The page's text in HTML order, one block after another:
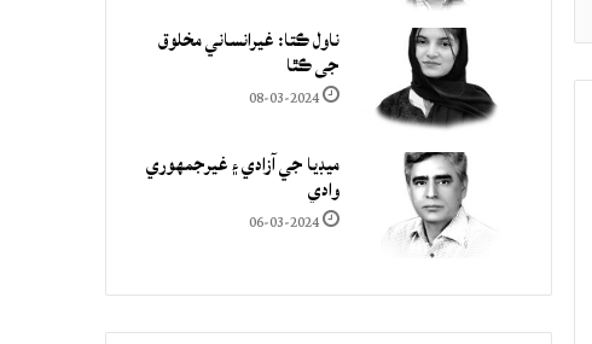
ناول ڪتا: غيرانساني مخلوق
جي ڪٿا
08-03-2024
ميڊيا جي آزادي ۽ غيرجمھوري
وادي
06-03-2024